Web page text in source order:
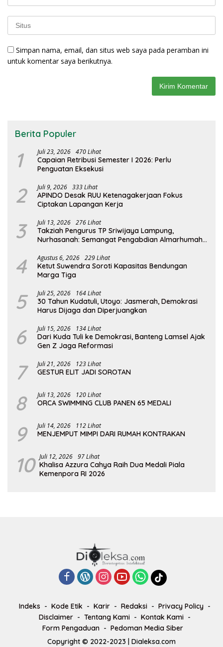
Simpan nama, email, dan situs web saya pada peramban ini
untuk komentar saya berikutnya.
Berita Populer
1 Juli 23, 2026 470 Lihat
Capaian Retribusi Semester I 2026: Perlu
Penguatan Eksekusi
2 Juli 9, 2026 333 Lihat
APINDO Desak RUU Ketenagakerjaan Fokus
Ciptakan Lapangan Kerja
3 Juli 13, 2026 276 Lihat
Takziah Pengurus TP Sriwijaya Lampung,
Nurhasanah: Semangat Pengabdian Almarhumah
4 Agustus 6, 2026 229 Lihat
Ketut Suwendra Soroti Kapasitas Bendungan
Marga Tiga
5 Juli 25, 2026 164 Lihat
30 Tahun Kudatuli, Utoyo: Jasmerah, Demokrasi
Harus Dijaga dan Diperjuangkan
6 Juli 15, 2026 134 Lihat
Dari Kuda Tuli ke Demokrasi, Banteng Lamsel Ajak
Gen Z Jaga Reformasi
7 Juli 21, 2026 123 Lihat
GESTUR ELIT JADI SOROTAN
8 Juli 13, 2026 120 Lihat
ORCA SWIMMING CLUB PANEN 65 MEDALI
9 Juli 14, 2026 112 Lihat
MENJEMPUT MIMPI DARI RUMAH KONTRAKAN
10 Juli 12, 2026 97 Lihat
Khalisa Azzura Cahya Raih Dua Medali Piala
Kemenpora RI 2026
Indeks Kode Etik Karir Redaksi
Privacy Policy
Disclaimer
Tentang Kami
Kontak Kami
Form Pengaduan
Pedoman Media Siber
Copyright © 2022-2023 | Dialeksa.com